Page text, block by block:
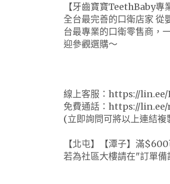
【牙齒寶寶TeethBaby專
全台最完善的口衛店家 從
台最專業的口衛零售商，
迎參觀選購～
線上客服：https://
免費通話：https://
(立即詢問可將以上連結
【北屯】【潭子】滿
若為社區大樓請在"訂單備